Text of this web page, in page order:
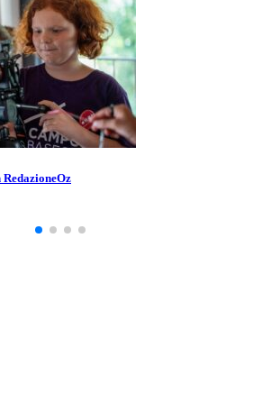
RedazioneOz